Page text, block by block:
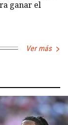
ganar el
Ver más